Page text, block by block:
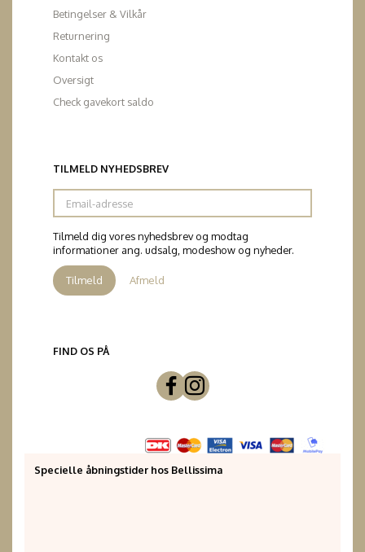
Betingelser & Vilkår
Returnering
Kontakt os
Oversigt
Check gavekort saldo
TILMELD NYHEDSBREV
Email-
adresse
Tilmeld dig vores nyhedsbrev og modtag
informationer ang. udsalg, modeshow og nyheder.
Tilmeld Afmeld
FIND OS PÅ
Specielle åbningstider hos Bellissima